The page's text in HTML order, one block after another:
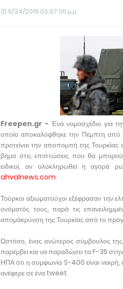
5/24/2019 03:37:00 μ.μ.
Freepen.gr - Ένα νομοσχέδιο για
οποίο αποκαλύφθηκε την Πέμπτη
προτείναι την αποπομπή της
βήμα στις επιπτώσεις που θα
ειδικοί, αν ολοκληρωθεί η αγορά
ahvalnews.com.
Τούρκοι αξιωματούχοι εξέφρασαν την
ονόματός τους, παρά τις
απομάκρυνση της Τουρκίας από το
Ωστόσο, ένας ανώτερος σύμβουλος
παρέμβει και να παραδώσει τα F-35
ΗΠΑ ότι η συμφωνία S-400 είναι
ανέφερε σε ένα tweet.